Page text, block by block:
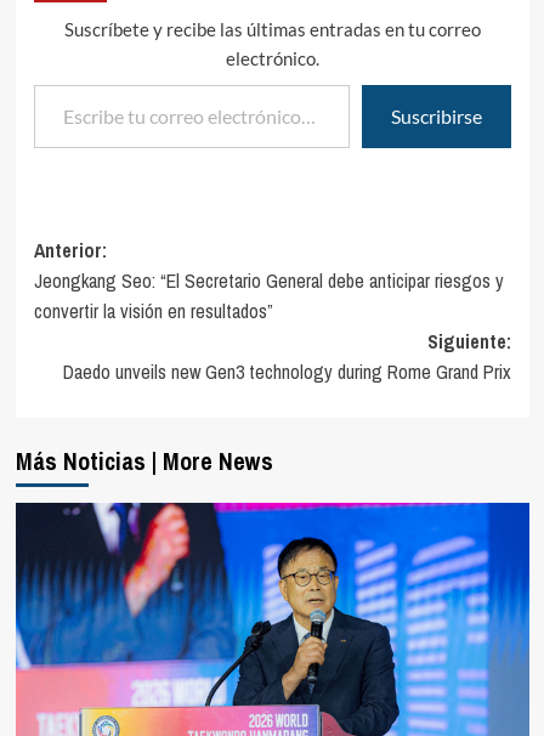
Suscríbete y recibe las últimas entradas en tu correo
electrónico.
Escribe tu correo electrónico…
Suscribirse
Navegación
de
entradas
Anterior:
Jeongkang Seo: “El Secretario General debe anticipar riesgos y
convertir la visión en resultados”
Siguiente:
Daedo unveils new Gen3 technology during Rome Grand Prix
Más Noticias | More News